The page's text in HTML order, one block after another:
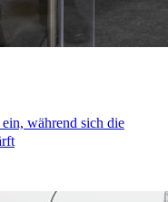
während sich die